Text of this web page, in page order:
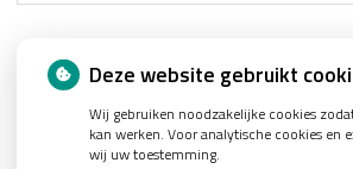
Nieuws
Let op: valse Infomedics-mails over
Tanden bleken? Laat het veilig doen!
Deze website gebruikt
Wij gebruiken noodzakelijke cookies
kan werken. Voor analytische cookies en
wij uw toestemming.